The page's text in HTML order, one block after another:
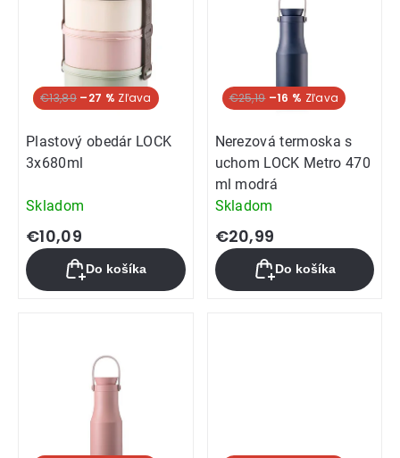
Akcia
€13,89 –27 %
Plastový obedár LOCK
3x680ml
Skladom
€10,09
Do košíka
€25,19 –16 %
Nerezová termoska s
uchom LOCK Metro 470
ml modrá
Skladom
€20,99
Do košíka